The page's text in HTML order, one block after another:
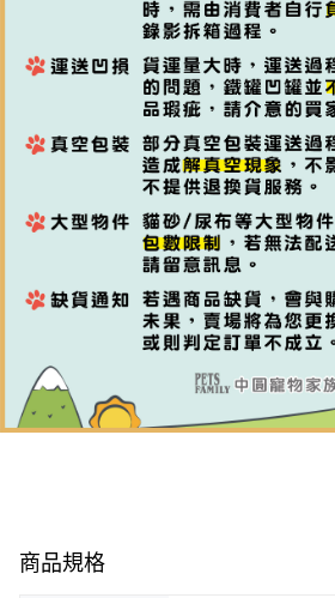
商品規格